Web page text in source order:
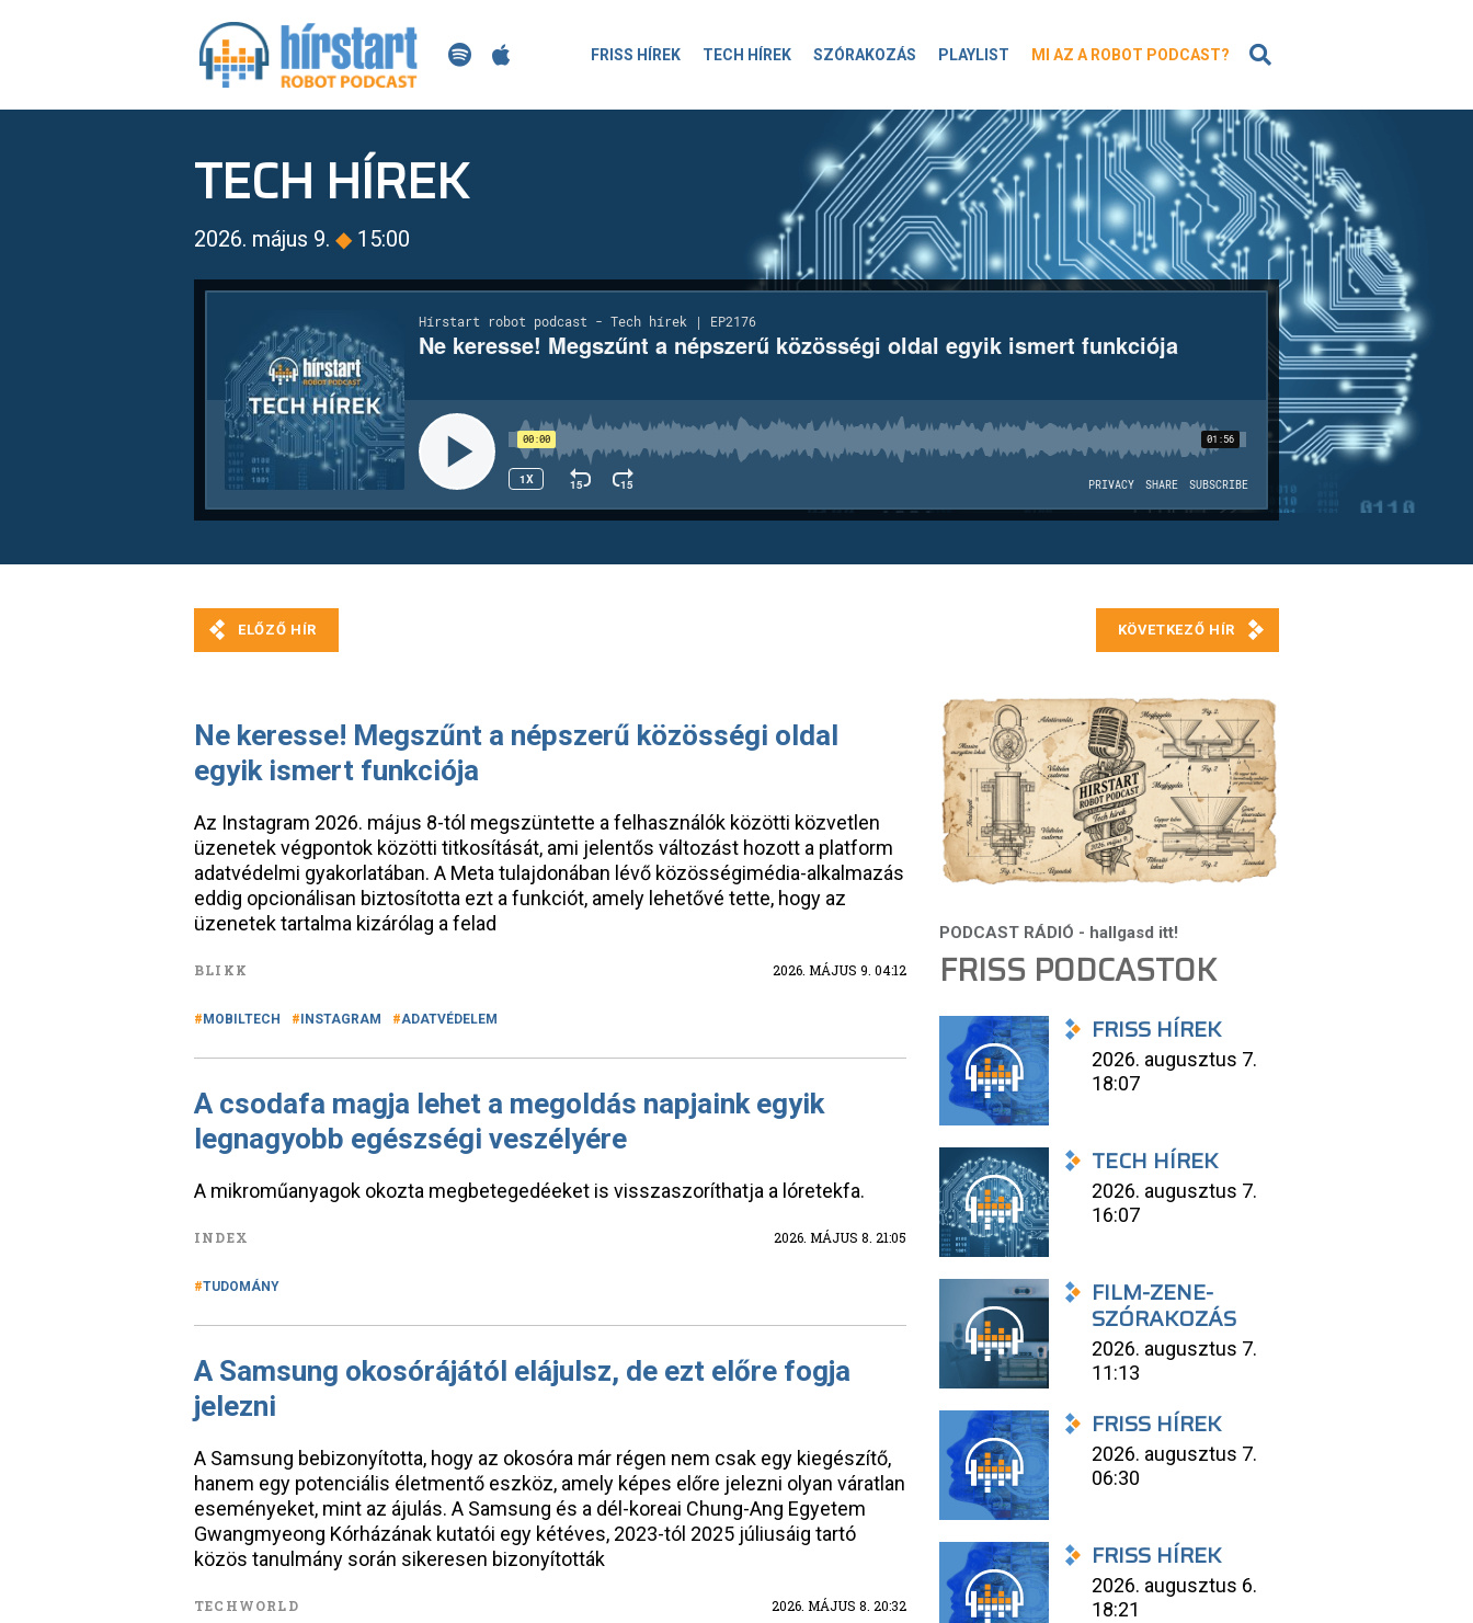
FRISS HÍREK TECH HÍREK SZÓRAKOZÁS PLAYLIST MI AZ A ROBOT PODCAST?
TECH HÍREK
2026. május 9. ◆ 15:00
Ne keresse! Megszűnt a népszerű közösségi oldal
egyik ismert funkciója
Az Instagram 2026. május 8-tól megszüntette a felhasználók közötti közvetlen
üzenetek végpontok közötti titkosítását, ami jelentős változást hozott a platform
adatvédelmi gyakorlatában. A Meta tulajdonában lévő közösségimédia-alkalmazás
eddig opcionálisan biztosította ezt a funkciót, amely lehetővé tette, hogy az
üzenetek tartalma kizárólag a felad
BLIKK 2026. MÁJUS 9. 04:12
MOBILTECH INSTAGRAM ADATVÉDELEM
A csodafa magja lehet a megoldás napjaink egyik
legnagyobb egészségi veszélyére
A mikroműanyagok okozta megbetegedéeket is visszaszoríthatja a lóretekfa.
INDEX 2026. MÁJUS 8. 21:05
TUDOMÁNY
A Samsung okosórájától elájulsz, de ezt előre fogja
jelezni
A Samsung bebizonyította, hogy az okosóra már régen nem csak egy kiegészítő,
hanem egy potenciális életmentő eszköz, amely képes előre jelezni olyan váratlan
eseményeket, mint az ájulás. A Samsung és a dél-koreai Chung-Ang Egyetem
Gwangmyeong Kórházának kutatói egy kétéves, 2023-tól 2025 júliusáig tartó
közös tanulmány során sikeresen bizonyították
TECHWORLD 2026. MÁJUS 8. 20:32
FRISS PODCASTOK
FRISS HÍREK
2026. augusztus 7.
18:07
TECH HÍREK
2026. augusztus 7.
16:07
FILM-ZENE-
SZÓRAKOZÁS
2026. augusztus 7.
11:13
FRISS HÍREK
2026. augusztus 7.
06:30
FRISS HÍREK
2026. augusztus 6.
18:21